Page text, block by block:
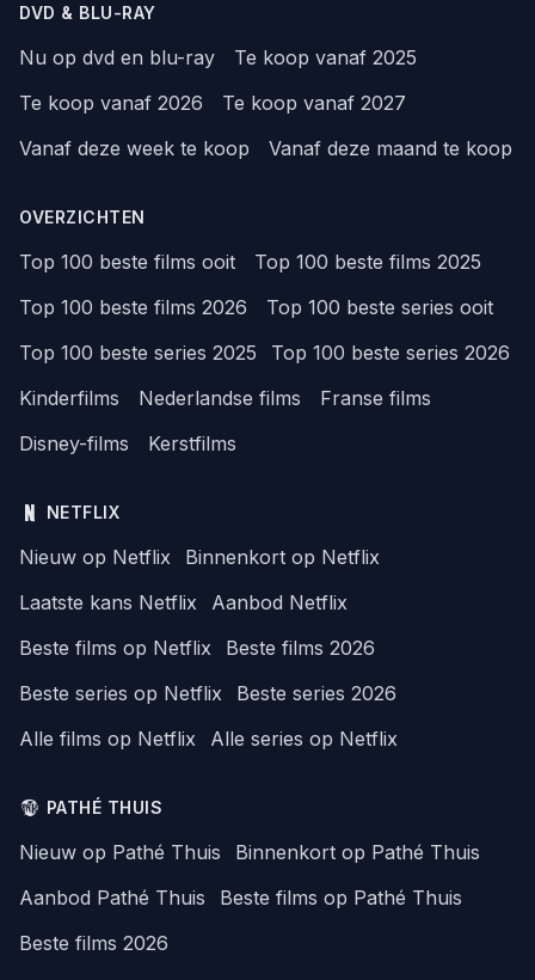
DVD & BLU-RAY
Nu op dvd en blu-ray
Te koop vanaf 2025
Te koop vanaf 2026
Te koop vanaf 2027
Vanaf deze week te koop
Vanaf deze maand te koop
OVERZICHTEN
Top 100 beste films ooit
Top 100 beste films 2025
Top 100 beste films 2026
Top 100 beste series ooit
Top 100 beste series 2025
Top 100 beste series 2026
Kinderfilms
Nederlandse films
Franse films
Disney-films
Kerstfilms
NETFLIX
Nieuw op Netflix
Binnenkort op Netflix
Laatste kans Netflix
Aanbod Netflix
Beste films op Netflix
Beste films 2026
Beste series op Netflix
Beste series 2026
Alle films op Netflix
Alle series op Netflix
PATHÉ THUIS
Nieuw op Pathé Thuis
Binnenkort op Pathé Thuis
Aanbod Pathé Thuis
Beste films op Pathé Thuis
Beste films 2026